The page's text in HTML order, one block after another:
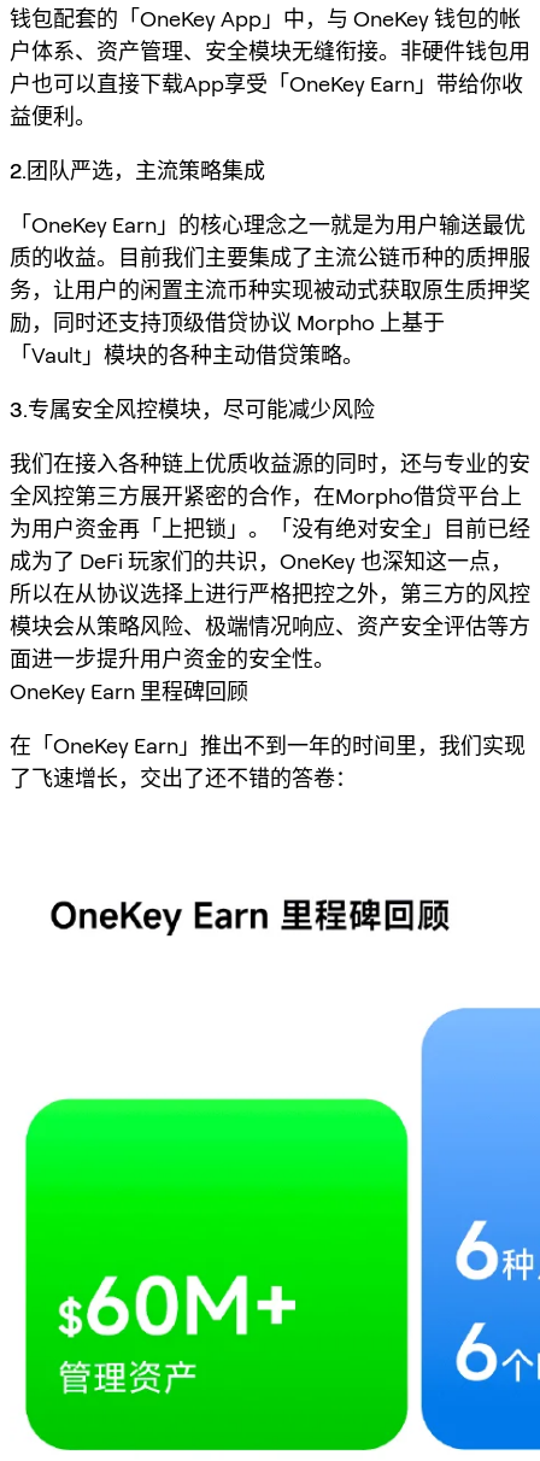
钱包配套的「OneKey App」中，与 OneKey 钱包的帐
户体系、资产管理、安全模块无缝衔接。非硬件钱包用
户也可以直接下载App享受「OneKey Earn」带给你收
益便利。
2.团队严选，主流策略集成
「OneKey Earn」的核心理念之一就是为用户输送最优
质的收益。目前我们主要集成了主流公链币种的质押服
务，让用户的闲置主流币种实现被动式获取原生质押奖
励，同时还支持顶级借贷协议 Morpho 上基于
「Vault」模块的各种主动借贷策略。
3.专属安全风控模块，尽可能减少风险
我们在接入各种链上优质收益源的同时，还与专业的安
全风控第三方展开紧密的合作，在Morpho借贷平台上
为用户资金再「上把锁」。「没有绝对安全」目前已经
成为了 DeFi 玩家们的共识，OneKey 也深知这一点，
所以在从协议选择上进行严格把控之外，第三方的风控
模块会从策略风险、极端情况响应、资产安全评估等方
面进一步提升用户资金的安全性。
OneKey Earn 里程碑回顾
在「OneKey Earn」推出不到一年的时间里，我们实现
了飞速增长，交出了还不错的答卷：